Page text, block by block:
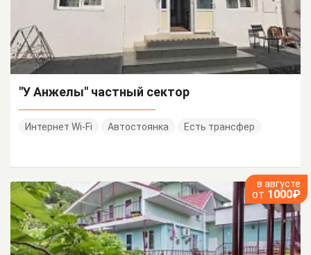
"У Анжелы" частный сектор
Интернет Wi-Fi Автостоянка Есть трансфер
в августе
от 1000₽